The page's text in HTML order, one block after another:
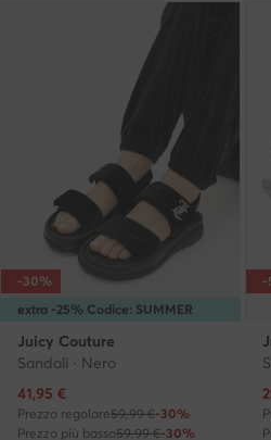
extra -25% Codice: SUMMER
-30%
Juicy Couture
Sandali · Nero
Prezzo attuale
41,95 €
Prezzo regolare59,99 €-30%
Prezzo più basso59,99 €-30%
-